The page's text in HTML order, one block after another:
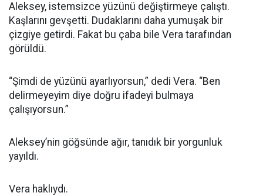
Aleksey, istemsizce yüzünü değiştirmeye çalıştı.
Kaşlarını gevşetti. Dudaklarını daha yumuşak bir
çizgiye getirdi. Fakat bu çaba bile Vera tarafından
görüldü.
“Şimdi de yüzünü ayarlıyorsun,” dedi Vera. “Ben
delirmeyeyim diye doğru ifadeyi bulmaya
çalışıyorsun.”
Aleksey’nin göğsünde ağır, tanıdık bir yorgunluk
yayıldı.
Vera haklıydı.